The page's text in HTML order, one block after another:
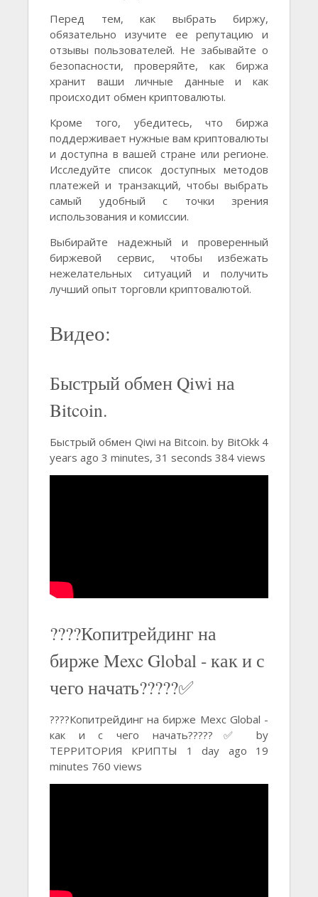
Перед тем, как выбрать биржу,
обязательно изучите ее репутацию и
отзывы пользователей. Не забывайте о
безопасности, проверяйте, как биржа
хранит ваши личные данные и как
происходит обмен криптовалюты.
Кроме того, убедитесь, что биржа
поддерживает нужные вам криптовалюты
и доступна в вашей стране или регионе.
Исследуйте список доступных методов
платежей и транзакций, чтобы выбрать
самый удобный с точки зрения
использования и комиссии.
Выбирайте надежный и проверенный
биржевой сервис, чтобы избежать
нежелательных ситуаций и получить
лучший опыт торговли криптовалютой.
Видео:
Быстрый обмен Qiwi на
Bitcoin.
Быстрый обмен Qiwi на Bitcoin. by BitOkk 4
years ago 3 minutes, 31 seconds 384 views
????Копитрейдинг на
бирже Mexc Global - как и с
чего начать?????✅
????Копитрейдинг на бирже Mexc Global -
как и с чего начать?????✅ by
ТЕРРИТОРИЯ КРИПТЫ 1 day ago 19
minutes 760 views